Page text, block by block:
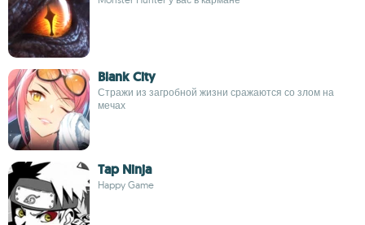
Blank City
Стражи из загробной жизни сражаются со злом на
мечах
Tap Ninja
Happy Game